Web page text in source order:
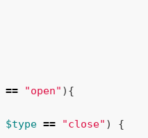
== "open" ){
$type == "close" )
{